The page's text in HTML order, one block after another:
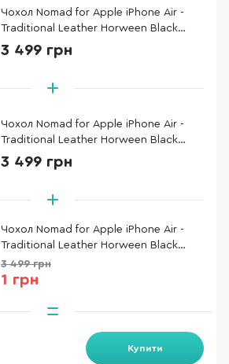
Чохол Nomad for Apple iPhone Air -
Traditional Leather Horween Black
(NM011871858)
3 499 грн
Чохол Nomad for Apple iPhone Air -
Traditional Leather Horween Black
(NM011871858)
3 499 грн
Чохол Nomad for Apple iPhone Air -
Traditional Leather Horween Black
(NM011871858)
3 499 грн
1 грн
Купити